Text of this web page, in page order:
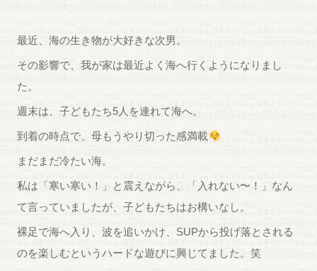
最近、海の生き物が大好きな次男。
その影響で、我が家は最近よく海へ行くようになりまし
た。
週末は、子どもたち5人を連れて海へ。
到着の時点で、母もうやり切った感満載
まだまだ冷たい海。
私は「寒い寒い！」と震えながら、「入れない〜！」なん
て言っていましたが、子どもたちはお構いなし。
裸足で海へ入り、波を追いかけ、SUPから投げ落とされる
のを楽しむというハードな遊びに興じてました。笑